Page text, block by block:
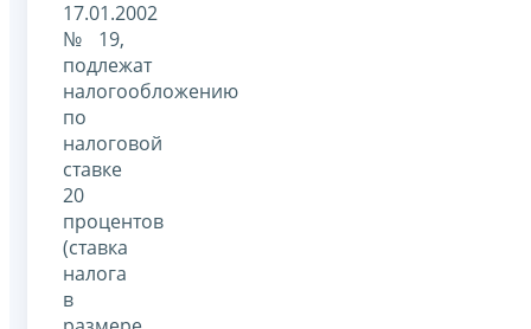
17.01.2002
№ 19,
подлежат
налогообложению
по
налоговой
ставке
20
процентов
(ставка
налога
в